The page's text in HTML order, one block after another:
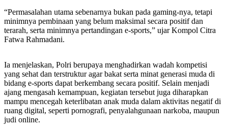
“Permasalahan utama sebenarnya bukan pada gaming-nya, tetapi
minimnya pembinaan yang belum maksimal secara positif dan
terarah, serta minimnya pertandingan e-sports,” ujar Kompol Citra
Fatwa Rahmadani.
Ia menjelaskan, Polri berupaya menghadirkan wadah kompetisi
yang sehat dan terstruktur agar bakat serta minat generasi muda di
bidang e-sports dapat berkembang secara positif. Selain menjadi
ajang mengasah kemampuan, kegiatan tersebut juga diharapkan
mampu mencegah keterlibatan anak muda dalam aktivitas negatif di
ruang digital, seperti pornografi, penyalahgunaan narkoba, maupun
judi online.